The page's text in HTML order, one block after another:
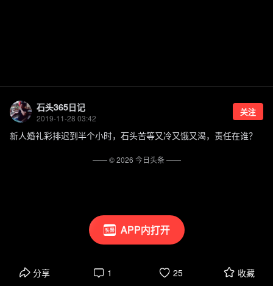
APP内打开
石头365日记
2019-11-28 03:42
关注
新人婚礼彩排迟到半个小时，石头苦等又冷又饿又渴，责任在谁？
分享 1 25 收藏
—— ©2026 今日头条——